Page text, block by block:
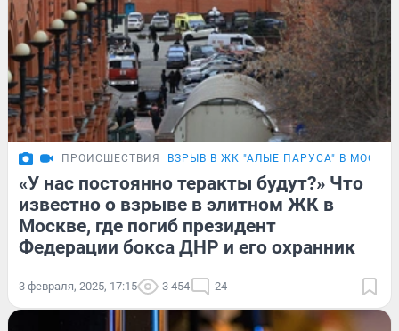
ПРОИСШЕСТВИЯ ВЗРЫВ В ЖК "АЛЫЕ ПАРУСА" В МОСКВЕ
«У нас постоянно теракты будут?» Что
известно о взрыве в элитном ЖК в
Москве, где погиб президент
Федерации бокса ДНР и его охранник
3 февраля, 2025, 17:15 3 454 24